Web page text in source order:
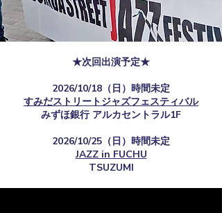
★次回出演予定★
2026/10/18（日）時間未定
すみだストリートジャズフェスティバル
​みずほ銀行 アルカセントラル1F
2026/10/25（日）時間未定
JAZZ in FUCHU
TSUZUMI